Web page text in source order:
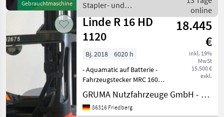
Gebrauchtmaschine
Einfachzusatzhydraulik -
Seiten
Stapler- und
Lagertechnik / Linde
online
Linde R 16 HD
1120
18.445
€
inkl. 19%
MwSt
15.500 €
exkl.
Bj. 2018
6020 h
- Aquamatic auf Batterie -
Fahrzeugstecker MRC 160A -
vertikaler Batteriewechsel -
Fahrzeug:
Einfachzusatzhydraulik -
GRUMA Nutzfahrzeuge GmbH - Staplertechnik
86316 Friedberg